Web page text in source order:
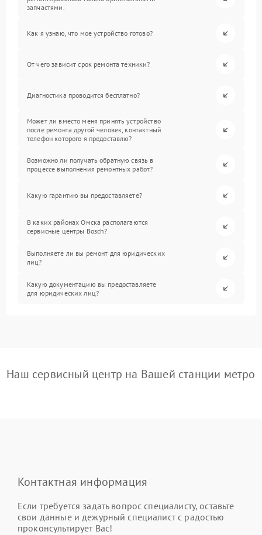
запчастями.
Как я узнаю, что мое устройство готово?
От чего зависит срок ремонта техники?
Диагностика проводится бесплатно?
Может ли вместо меня принять устройство
после ремонта другой человек, контактный
телефон которого я предоставлю?
Возможно ли получать обратную связь в
процессе выполнения ремонтных работ?
Какую гарантию вы предоставляете?
В каких районах Омска располагаются
сервисные центры Bosch?
Выполняете ли вы ремонт для юридических
лиц?
Какую документацию вы предоставляете
для юридических лиц?
Наш сервисный центр на Вашей станции метро
Контактная информация
Если требуется задать вопрос специалисту, оставьте
свои данные и дежурный специалист с радостью
проконсультирует Вас!